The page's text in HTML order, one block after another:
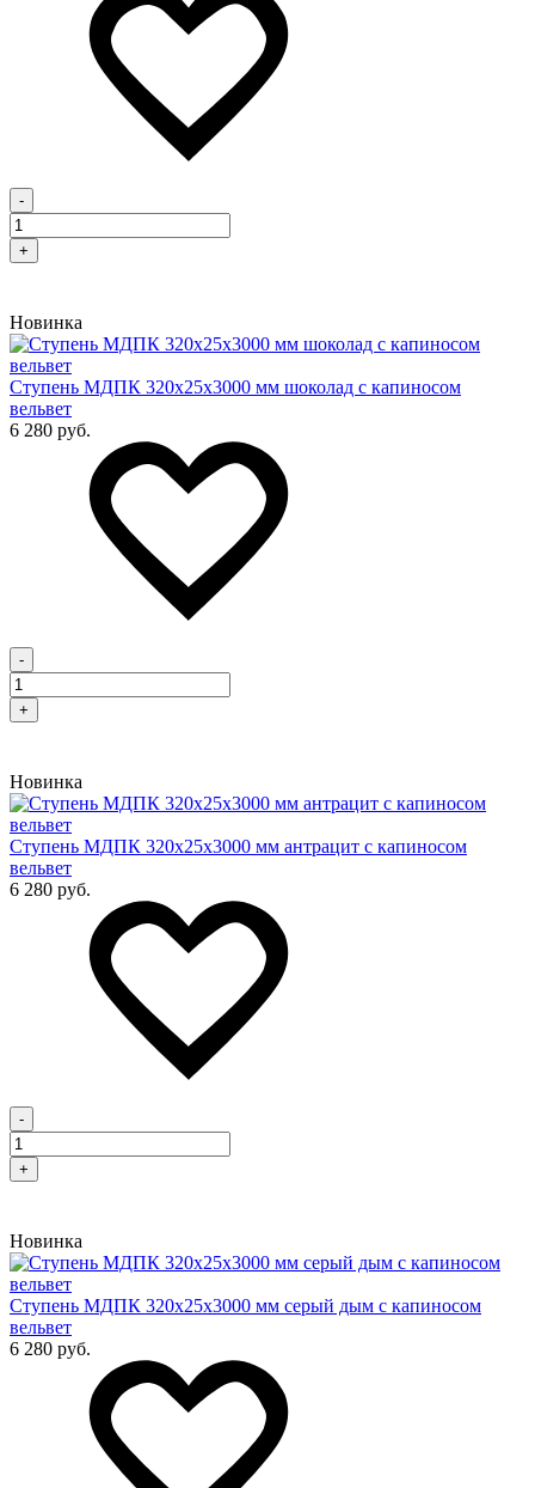
-
+
Новинка
Cтупень МДПК 320х25х3000 мм шоколад с капиносом
вельвет
6 280 руб.
-
+
Новинка
Cтупень МДПК 320х25х3000 мм антрацит с капиносом
вельвет
6 280 руб.
-
+
Новинка
Cтупень МДПК 320х25х3000 мм серый дым с капиносом
вельвет
6 280 руб.